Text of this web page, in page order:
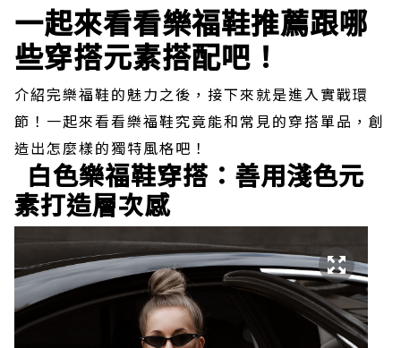
一起來看看樂福鞋推薦跟哪
些穿搭元素搭配吧！
介紹完樂福鞋的魅力之後，接下來就是進入實戰環
節！一起來看看樂福鞋究竟能和常見的穿搭單品，創
造出怎麼樣的獨特風格吧！
白色樂福鞋穿搭：善用淺色元
素打造層次感